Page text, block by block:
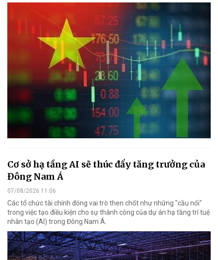
Cơ sở hạ tầng AI sẽ thúc đẩy tăng trưởng của
Đông Nam Á
07/08/2026 11:06
Các tổ chức tài chính đóng vai trò then chốt như những "cầu nối"
trong việc tạo điều kiện cho sự thành công của dự án hạ tầng trí tuệ
nhân tạo (AI) trong Đông Nam Á.